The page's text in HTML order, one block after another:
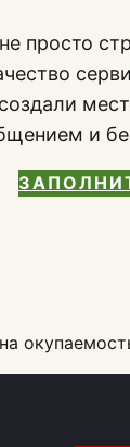
просто
и